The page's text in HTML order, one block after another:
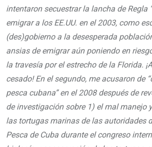
intentaron secuestrar la lancha de Regla
emigrar a los EE.UU. en el 2003, como
(des)gobierno a la desesperada
ansias de emigrar aún poniendo en
la travesía por el estrecho de la Florida.
cesado! En el segundo, me acusaron de
pesca cubana” en el 2008 después de
de investigación sobre 1) el mal manejo
las tortugas marinas de las autoridades
Pesca de Cuba durante el congreso